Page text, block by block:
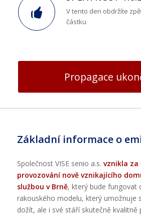
V tento den obdržíte
částku
Propagace
Základní informace o
Společnost VISE senio a.s. vznikla za
provozování nově vznikajícího
službou v Brně, který bude fungovat
rakouského modelu, který umožnuje
dožít, ale i své stáří skutečně kvalitně